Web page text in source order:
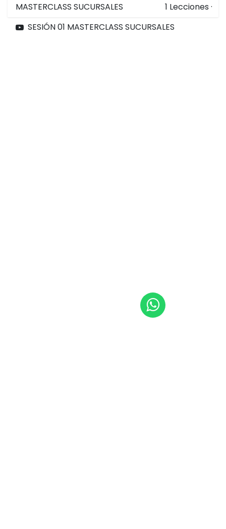
MASTERCLASS SUCURSALES 1 Lecciones ·
SESIÓN 01 MASTERCLASS SUCURSALES